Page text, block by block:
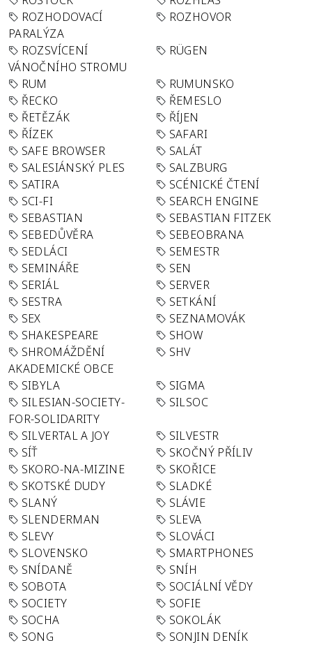
ROZHODOVACÍ
PARALÝZA
ROZHOVOR
ROZSVÍCENÍ
VÁNOČNÍHO STROMU
RÜGEN
RUM
RUMUNSKO
ŘECKO
ŘEMESLO
ŘETĚZÁK
ŘÍJEN
ŘÍZEK
SAFARI
SAFE BROWSER
SALÁT
SALESIÁNSKÝ PLES
SALZBURG
SATIRA
SCÉNICKÉ ČTENÍ
SCI-FI
SEARCH ENGINE
SEBASTIAN
SEBASTIAN FITZEK
SEBEDŮVĚRA
SEBEOBRANA
SEDLÁCI
SEMESTR
SEMINÁŘE
SEN
SERIÁL
SERVER
SESTRA
SETKÁNÍ
SEX
SEZNAMOVÁK
SHAKESPEARE
SHOW
SHROMÁŽDĚNÍ
AKADEMICKÉ OBCE
SHV
SIBYLA
SIGMA
SILESIAN-SOCIETY-
FOR-SOLIDARITY
SILSOC
SILVERTAL A JOY
SILVESTR
SÍŤ
SKOČNÝ PŘÍLIV
SKORO-NA-MIZINE
SKOŘICE
SKOTSKÉ DUDY
SLADKÉ
SLANÝ
SLÁVIE
SLENDERMAN
SLEVA
SLEVY
SLOVÁCI
SLOVENSKO
SMARTPHONES
SNÍDANĚ
SNÍH
SOBOTA
SOCIÁLNÍ VĚDY
SOCIETY
SOFIE
SOCHA
SOKOLÁK
SONG
SONJIN DENÍK